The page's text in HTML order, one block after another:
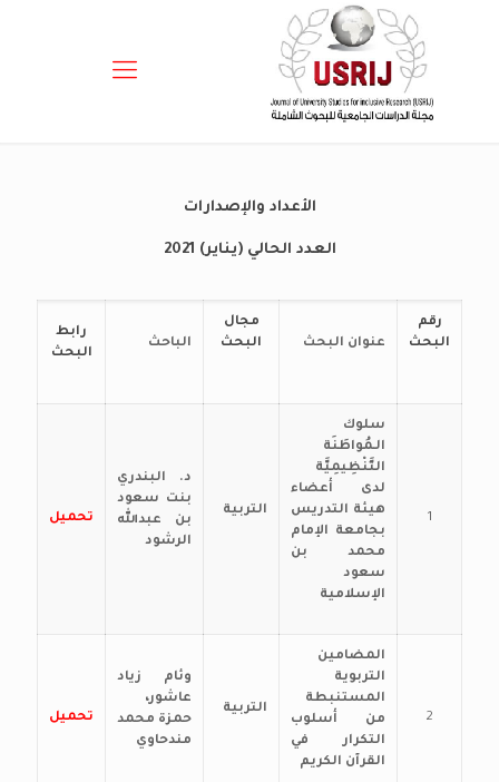
الأعداد والإصدارات
العدد الحالي (يناير) 2021
رقم
البحث
عنوان البحث
مجال
البحث
الباحث
رابط
البحث
1
سلوك
الـمُواطَنَة
التَّنْظِيمِيَّة
لدى أعضاء
هيئة التدريس
بجامعة الإمام
محمد بن
سعود
الإسلامية
التربية
د. البندري
بنت سعود
بن عبدالله
الرشود
تحميل
2
المضامين
التربوية
المستنبطة
من أسلوب
التكرار في
القرآن الكريم
التربية
وئام زياد
عاشور،
حمزة محمد
مندحاوي
تحميل